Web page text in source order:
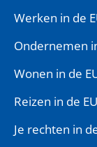
Werken in de
Ondernemen
Wonen in de
Reizen in de EU
Je rechten in